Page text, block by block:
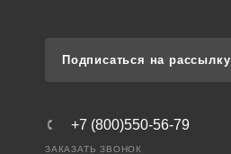
Подписаться на рассылку
+7 (800)550-56-79
ЗАКАЗАТЬ ЗВОНОК